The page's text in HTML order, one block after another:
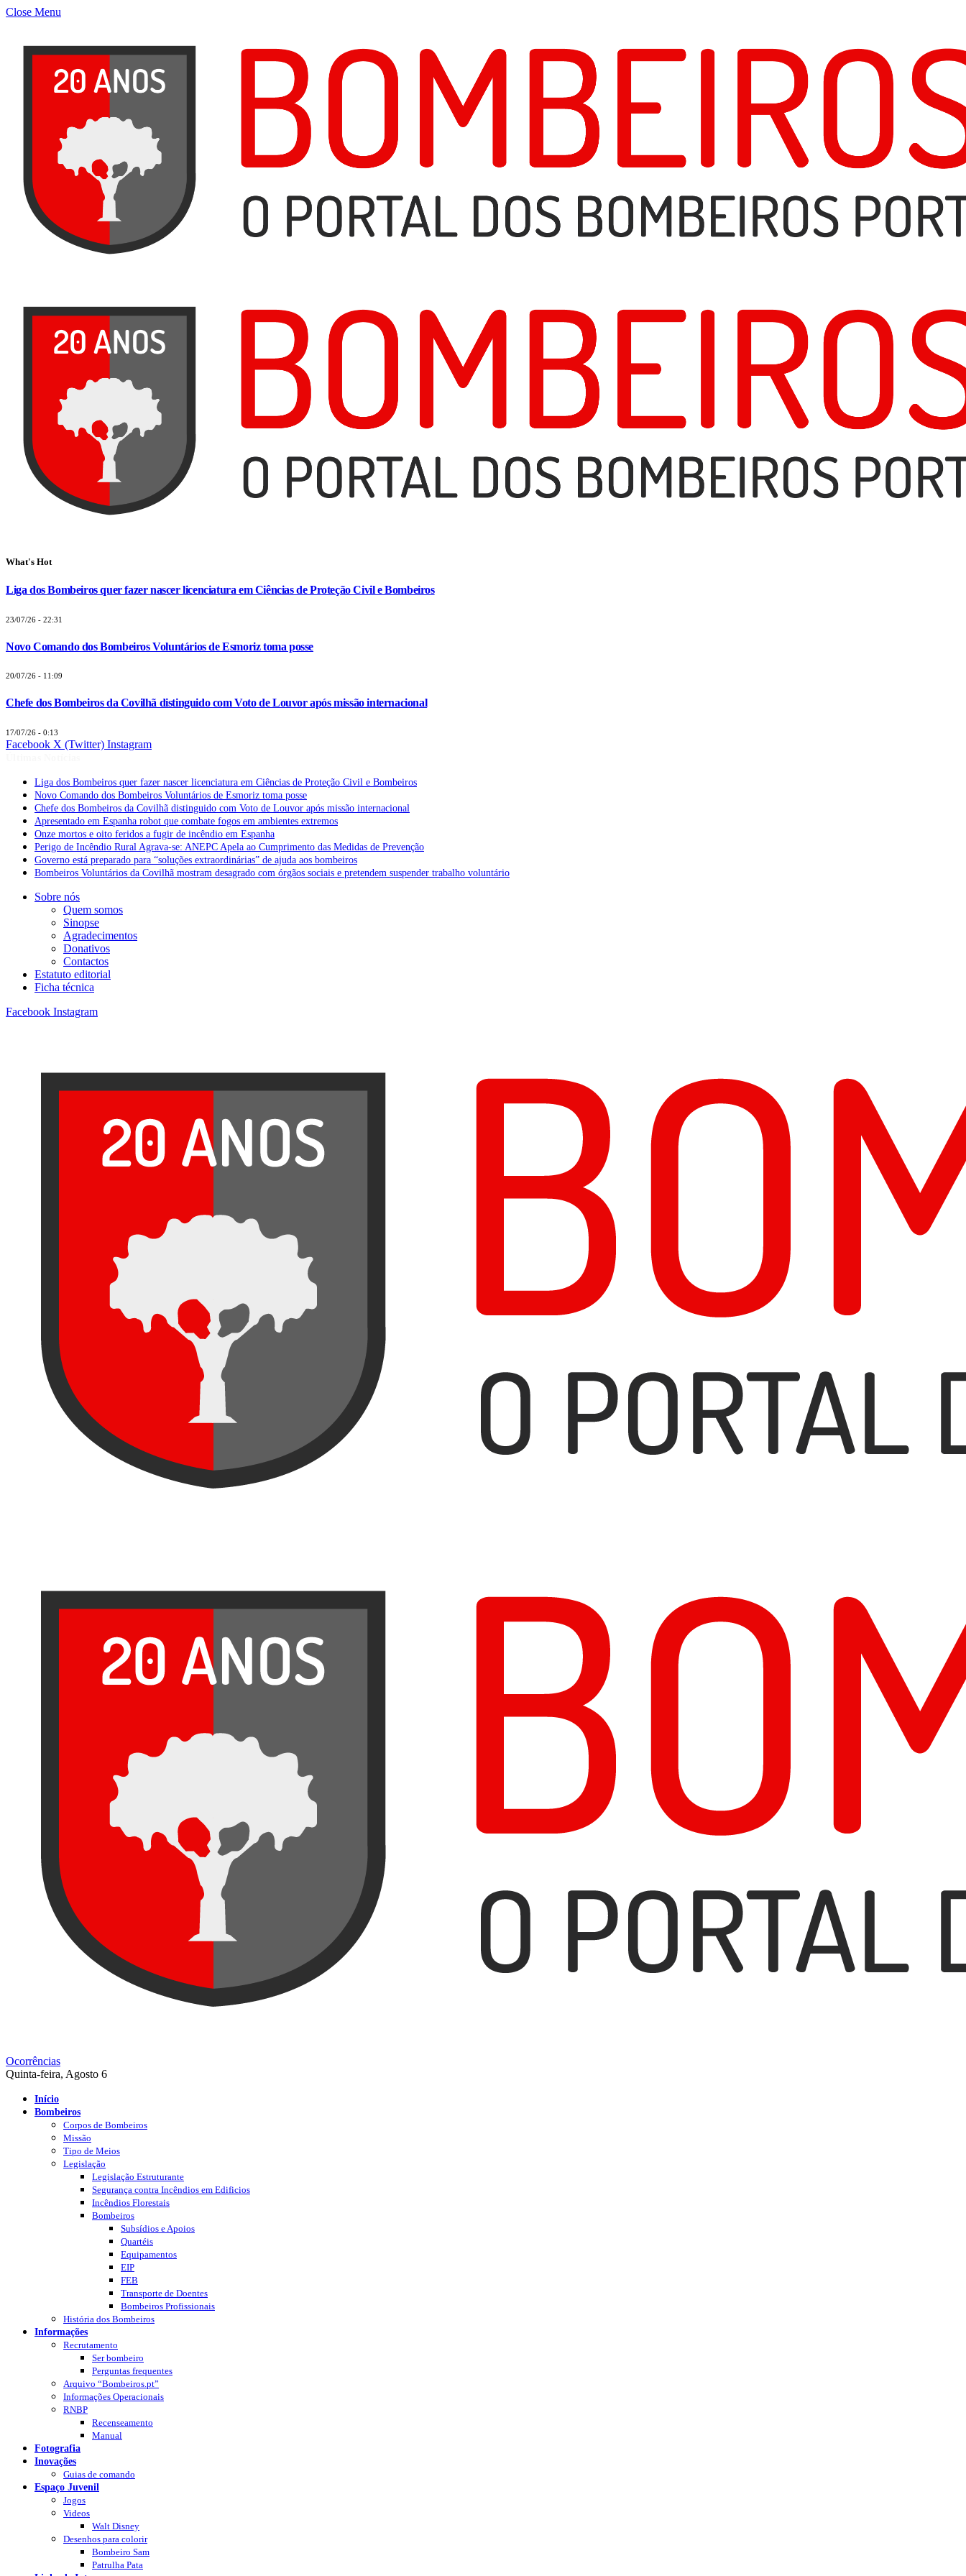
Close Menu
What's Hot
Liga dos Bombeiros quer fazer nascer licenciatura em Ciências de Proteção Civil e Bombeiros
23/07/26 - 22:31
Novo Comando dos Bombeiros Voluntários de Esmoriz toma posse
20/07/26 - 11:09
Chefe dos Bombeiros da Covilhã distinguido com Voto de Louvor após missão internacional
17/07/26 - 0:13
Facebook X (Twitter) Instagram
Liga dos Bombeiros quer fazer nascer licenciatura em Ciências de Proteção Civil e Bombeiros
Novo Comando dos Bombeiros Voluntários de Esmoriz toma posse
Chefe dos Bombeiros da Covilhã distinguido com Voto de Louvor após missão internacional
Apresentado em Espanha robot que combate fogos em ambientes extremos
Onze mortos e oito feridos a fugir de incêndio em Espanha
Perigo de Incêndio Rural Agrava-se: ANEPC Apela ao Cumprimento das Medidas de Prevenção
Governo está preparado para “soluções extraordinárias” de ajuda aos bombeiros
Bombeiros Voluntários da Covilhã mostram desagrado com órgãos sociais e pretendem suspender trabalho voluntário
Sobre nós
Quem somos
Sinopse
Agradecimentos
Donativos
Contactos
Estatuto editorial
Ficha técnica
Facebook Instagram
Ocorrências
Quinta-feira, Agosto 6
Início
Bombeiros
Corpos de Bombeiros
Missão
Tipo de Meios
Legislação
Legislação Estruturante
Segurança contra Incêndios em Edificios
Incêndios Florestais
Bombeiros
Subsídios e Apoios
Quartéis
Equipamentos
EIP
FEB
Transporte de Doentes
Bombeiros Profissionais
História dos Bombeiros
Informações
Recrutamento
Ser bombeiro
Perguntas frequentes
Arquivo “Bombeiros.pt”
Informações Operacionais
RNBP
Recenseamento
Manual
Fotografia
Inovações
Guias de comando
Espaço Juvenil
Jogos
Videos
Walt Disney
Desenhos para colorir
Bombeiro Sam
Patrulha Pata